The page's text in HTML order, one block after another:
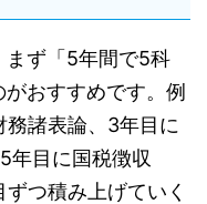
まず「5年間で5科
おすすめです。例
務諸表論、3年目に
年目に国税徴収
つ積み上げていく